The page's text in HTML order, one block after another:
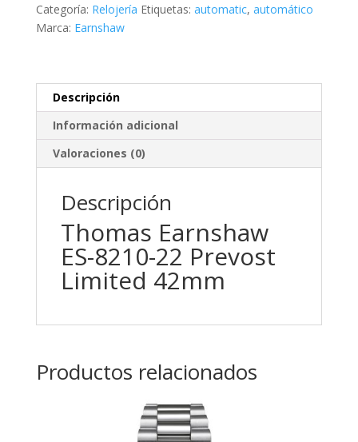
Categoría: Relojería Etiquetas: automatic, automático
Marca: Earnshaw
Descripción
Información adicional
Valoraciones (0)
Descripción
Thomas Earnshaw
ES-8210-22 Prevost
Limited 42mm
Productos relacionados